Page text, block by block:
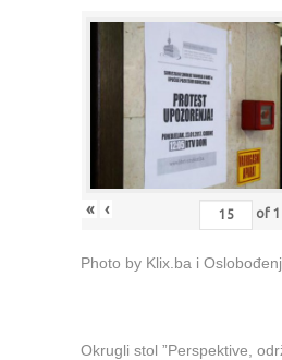
« ‹ of
Photo by Klix.ba i
Okrugli stol ”Perspektive,